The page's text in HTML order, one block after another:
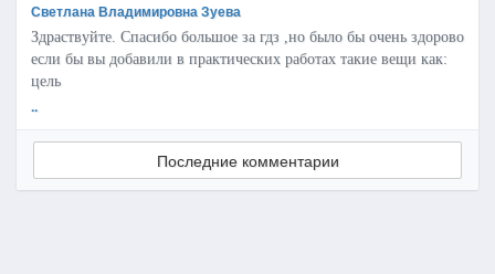
Светлана Владимировна Зуева
Здраствуйте. Спасибо большое за гдз ,но было бы очень здорово
если бы вы добавили в практических работах такие вещи как:
цель
..
Последние комментарии